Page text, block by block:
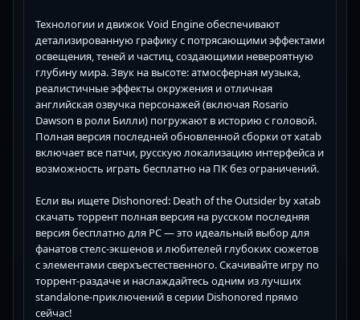
Технологии и движок Void Engine обеспечивают
детализированную графику с потрясающими эффектами
освещения, теней и частиц, создающими невероятную
глубину мира. Звук на высоте: атмосферная музыка,
реалистичные эффекты окружения и отличная
английская озвучка персонажей (включая Rosario
Dawson в роли Билли) погружают в историю с головой.
Полная версия последней обновленной сборки от xatab
включает все патчи, русскую локализацию интерфейса и
возможность играть бесплатно на ПК без ограничений.
Если вы ищете Dishonored: Death of the Outsider by xatab
скачать торрент полная версия на русском последняя
версия бесплатно для PC — это идеальный выбор для
фанатов стелс-экшенов и любителей глубоких сюжетов
с элементами сверхъестественного. Скачивайте игру по
торрент-раздаче и наслаждайтесь одним из лучших
standalone-приключений в серии Dishonored прямо
сейчас!